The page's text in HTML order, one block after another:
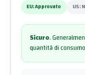
EU:Approvato US:
Sicuro.
quantità di